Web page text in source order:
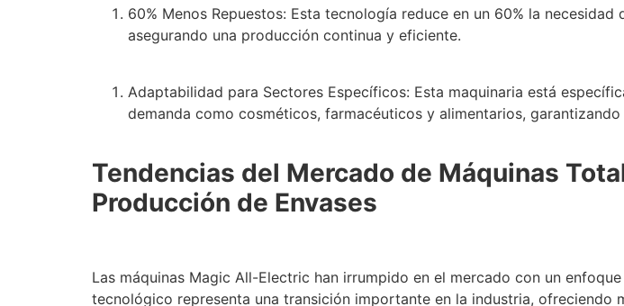
60% Menos Repuestos: Esta tecnología reduce en un 60% la
asegurando una producción continua y eficiente.
Adaptabilidad para Sectores Específicos: Esta maquinaria está
demanda como cosméticos, farmacéuticos y alimentarios,
Tendencias del Mercado de Máquinas
Producción de Envases
Las máquinas Magic All-Electric han irrumpido en el mercado con un
tecnológico representa una transición importante en la industria,